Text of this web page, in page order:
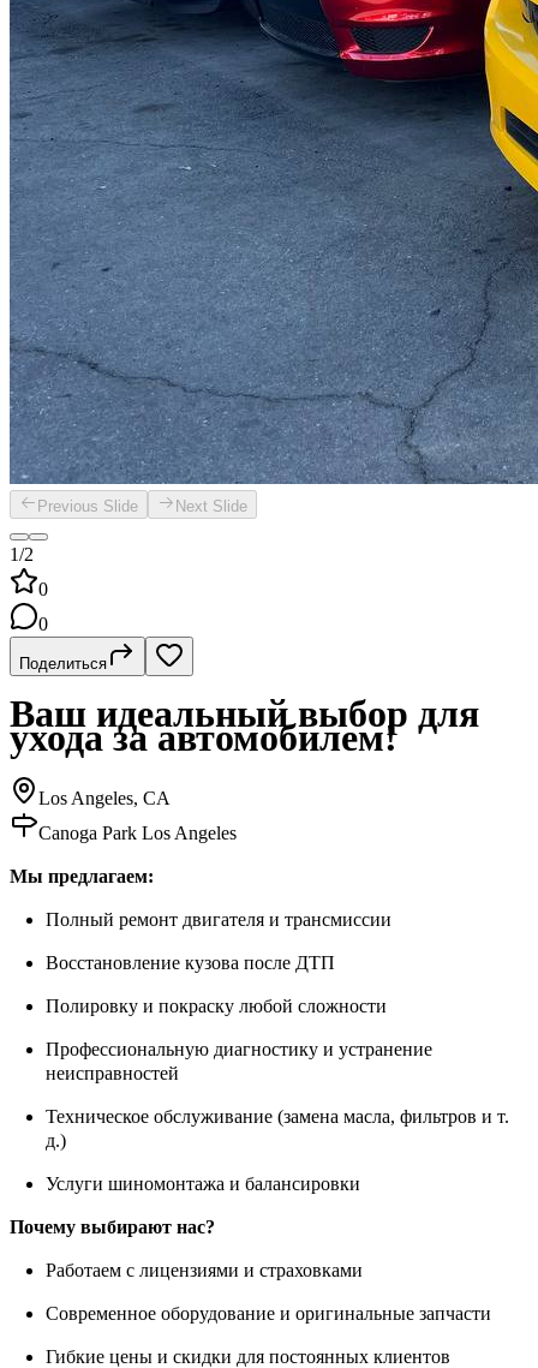
Previous Slide Next Slide
1/2
0
0
Поделиться
Ваш идеальный выбор для
ухода за автомобилем!
Los Angeles, CA
Canoga Park Los Angeles
Мы предлагаем:
Полный ремонт двигателя и трансмиссии
Восстановление кузова после ДТП
Полировку и покраску любой сложности
Профессиональную диагностику и устранение
неисправностей
Техническое обслуживание (замена масла, фильтров и т.
д.)
Услуги шиномонтажа и балансировки
Почему выбирают нас?
Работаем с лицензиями и страховками
Современное оборудование и оригинальные запчасти
Гибкие цены и скидки для постоянных клиентов